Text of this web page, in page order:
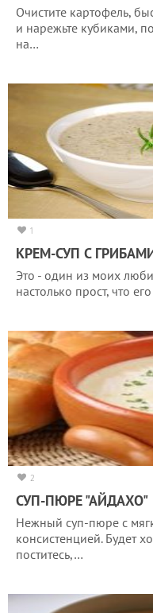
Очистите картофель,
и нарежьте кубиками,
на…
1
КРЕМ-СУП С
Это - один из моих
настолько прост, что
2
СУП-ПЮРЕ "АЙДАХО"
Нежный суп-пюре с
консистенцией. Будет
поститесь,…